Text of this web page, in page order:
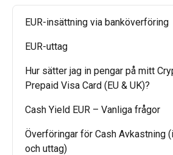
EUR-insättning via banköverföring
EUR-uttag
Hur sätter jag in pengar på mitt
Prepaid Visa Card (EU & UK)?
Cash Yield EUR – Vanliga frågor
Överföringar för Cash Avkastning
och uttag)